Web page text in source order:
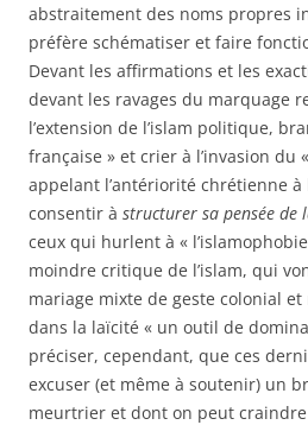
abstraitement des noms propres
préfère schématiser et faire
Devant les affirmations et les
devant les ravages du marquage
l’extension de l’islam politique,
française » et crier à l’invasion du
appelant l’antériorité chrétienne à
consentir à structurer sa pensée de
ceux qui hurlent à «
moindre critique de l’islam, qui
mariage mixte de geste colonial
dans la laïcité « un outil de
préciser, cependant, que ces
excuser (et même à soutenir) un
meurtrier et dont on peut craindre